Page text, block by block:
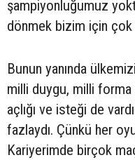
şampiyonluğumuz
dönmek bizim için
Bunun yanında
milli duygu, milli forma
açlığı ve isteği de
fazlaydı. Çünkü her
Kariyerimde birçok